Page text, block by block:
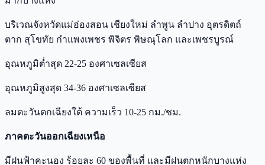
บริเวณจังหวัดแม่ฮ่องสอน เชียงใหม่ ลำพูน ลำปาง อุตรดิตถ์
ตาก สุโขทัย กำแพงเพชร พิจิตร พิษณุโลก และเพชรบูรณ์
อุณหภูมิต่ำสุด 22-25 องศาเซลเซียส
อุณหภูมิสูงสุด 34-36 องศาเซลเซียส
ลมตะวันตกเฉียงใต้ ความเร็ว 10-25 กม./ชม.
ภาคตะวันออกเฉียงเหนือ
มีฝนฟ้าคะนอง ร้อยละ 60 ของพื้นที่ และมีฝนตกหนักบางแห่ง